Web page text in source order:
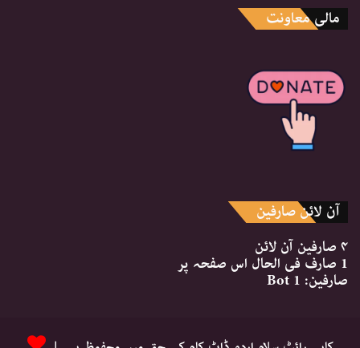
مالی معاونت
آن لائن صارفین
۴ صارفین
آن لائن
1 صارف فی الحال اس صفحہ پر
صارفین: 1 Bot